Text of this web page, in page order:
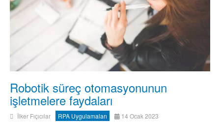
Robotik süreç otomasyonunun
işletmelere faydaları
İlker Fıçıcılar RPA Uygulamaları
14 Ocak 2023